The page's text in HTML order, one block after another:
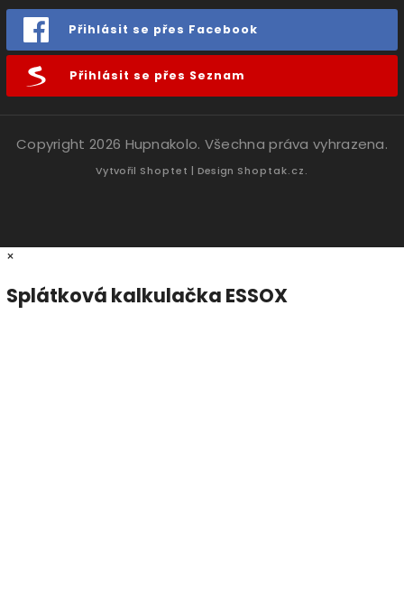
Přihlásit se přes Facebook
Přihlásit se přes Seznam
Copyright 2026 Hupnakolo. Všechna práva vyhrazena.
Vytvořil Shoptet | Design Shoptak.cz.
×
Splátková kalkulačka ESSOX